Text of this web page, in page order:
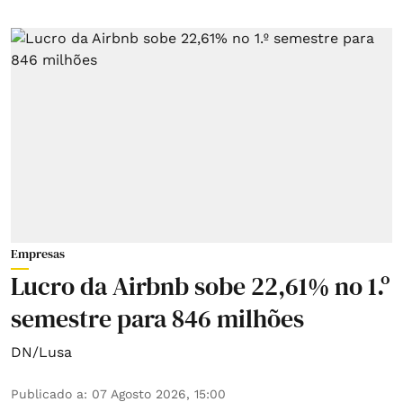
Empresas
Lucro da Airbnb sobe 22,61% no 1.º
semestre para 846 milhões
DN/Lusa
Publicado a: 07 Agosto 2026, 15:00